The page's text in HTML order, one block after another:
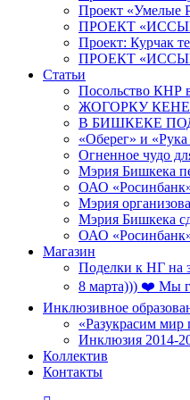
Проект «Умелые
ПРОЕКТ
Проект: Курчак
ПРОЕКТ
Статьи
Посольство КНР
ЖОГОРКУ
В БИШКЕКЕ
«Оберег» и
Огненное чудо
Мэрия Бишкека
ОАО «Росинбанк»
Мэрия
Мэрия Бишкека
ОАО
Магазин
Поделки к НГ на
8 марта))) ❤️ Мы
Инклюзивное
«Разукрасим
Инклюзия 2014-
Коллектив
Контакты